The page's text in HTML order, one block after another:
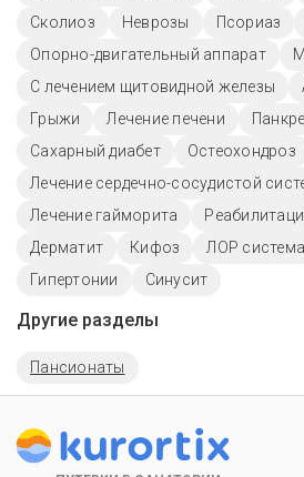
Сколиоз
Неврозы Псориаз
Опорно-двигательный аппарат
С лечением щитовидной железы
Грыжи
Лечение печени
Сахарный диабет
Остеохондроз
Лечение сердечно-сосудистой
Лечение гайморита
Дерматит
Кифоз ЛОР система
Гипертонии
Синусит
Другие разделы
Пансионаты